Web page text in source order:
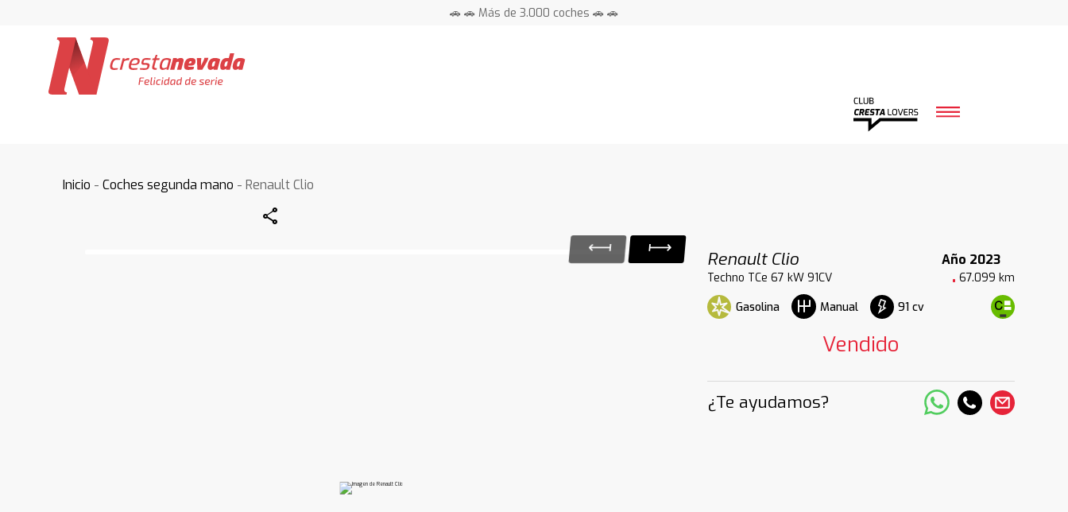
🚗 🚗 Más de 3.000 coches 🚗 🚗
Inicio -Coches segunda mano - Renault Clio
Share
Renault Clio
Año 2023
Techno TCe 67 kW 91CV
67.099 km
Gasolina
Manual 91 cv
Vendido
¿Te ayudamos?